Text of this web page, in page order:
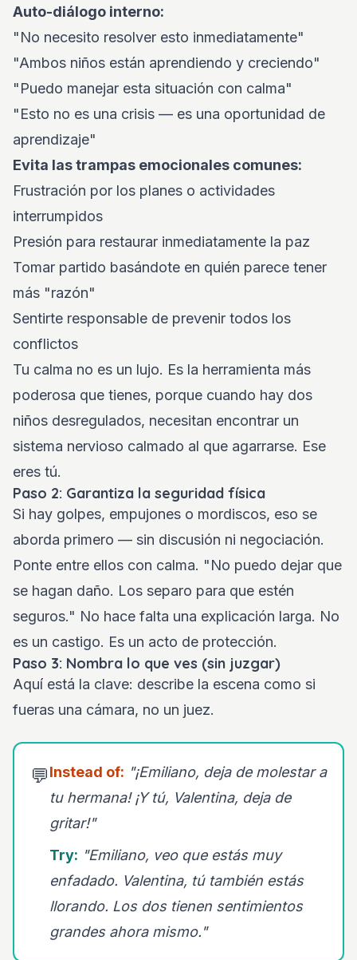
Auto-diálogo interno:
"No necesito resolver esto inmediatamente"
"Ambos niños están aprendiendo y creciendo"
"Puedo manejar esta situación con calma"
"Esto no es una crisis — es una oportunidad de
aprendizaje"
Evita las trampas emocionales comunes:
Frustración por los planes o actividades
interrumpidos
Presión para restaurar inmediatamente la paz
Tomar partido basándote en quién parece tener
más "razón"
Sentirte responsable de prevenir todos los
conflictos
Tu calma no es un lujo. Es la herramienta más
poderosa que tienes, porque cuando hay dos
niños desregulados, necesitan encontrar un
sistema nervioso calmado al que agarrarse. Ese
eres tú.
Paso 2: Garantiza la seguridad física
Si hay golpes, empujones o mordiscos, eso se
aborda primero — sin discusión ni negociación.
Ponte entre ellos con calma. "No puedo dejar que
se hagan daño. Los separo para que estén
seguros." No hace falta una explicación larga. No
es un castigo. Es un acto de protección.
Paso 3: Nombra lo que ves (sin juzgar)
Aquí está la clave: describe la escena como si
fueras una cámara, no un juez.
💬Instead of: "¡Emiliano, deja de molestar a
tu hermana! ¡Y tú, Valentina, deja de
gritar!"
Try: "Emiliano, veo que estás muy
enfadado. Valentina, tú también estás
llorando. Los dos tienen sentimientos
grandes ahora mismo."